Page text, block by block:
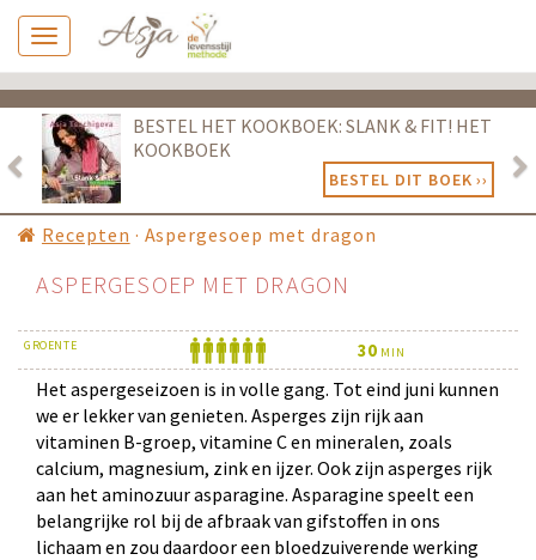
BESTEL HET KOOKBOEK: SLANK & FIT! HET
KOOKBOEK
BESTEL DIT BOEK ››
Previous
Recepten · Aspergesoep met dragon
ASPERGESOEP MET DRAGON
GROENTE 30 MIN
Het aspergeseizoen is in volle gang. Tot eind juni kunnen
we er lekker van genieten. Asperges zijn rijk aan
vitaminen B-groep, vitamine C en mineralen, zoals
calcium, magnesium, zink en ijzer. Ook zijn asperges rijk
aan het aminozuur asparagine. Asparagine speelt een
belangrijke rol bij de afbraak van gifstoffen in ons
lichaam en zou daardoor een bloedzuiverende werking